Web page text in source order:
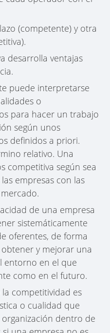
(competente) y otra
desarrolla ventajas
puede interpretarse
o
para hacer un trabajo
según unos
definidos a priori.
relativo. Una
competitiva según sea
empresas con las
de una empresa
sistemáticamente
oferentes, de forma
y mejorar una
entorno en el que
como en el futuro.
competitividad es
o cualidad que
dentro de